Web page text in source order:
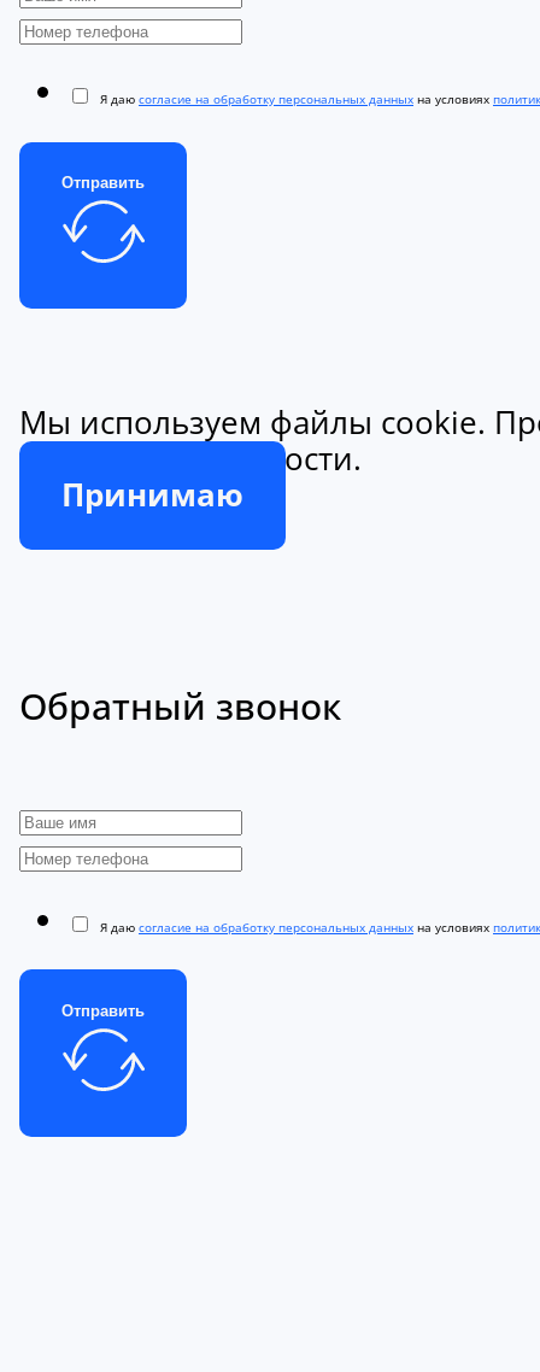
Я даю согласие на обработку персональных данных на условиях
Отправить
Мы используем файлы cookie.
конфиденциальности.
Принимаю
Обратный звонок
Я даю согласие на обработку персональных данных на условиях
Отправить